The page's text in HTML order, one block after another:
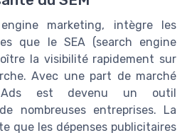
marketing, intègre les
que le SEA (search engine
la visibilité rapidement sur
Avec une part de marché
Ads est devenu un outil
nombreuses entreprises. La
que les dépenses publicitaires